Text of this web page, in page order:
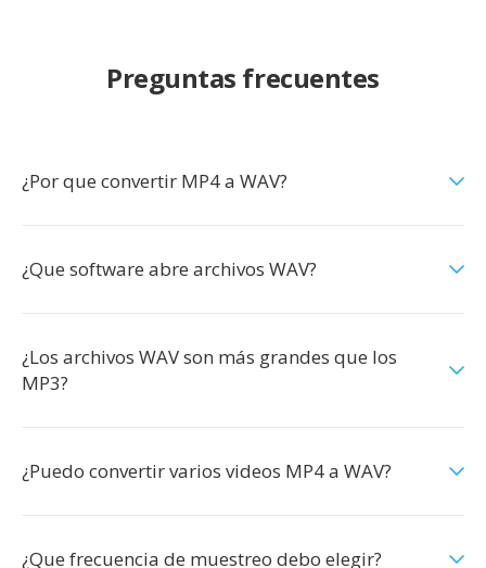
Preguntas frecuentes
¿Por que convertir MP4 a WAV?
¿Que software abre archivos WAV?
¿Los archivos WAV son más grandes que los
MP3?
¿Puedo convertir varios videos MP4 a WAV?
¿Que frecuencia de muestreo debo elegir?